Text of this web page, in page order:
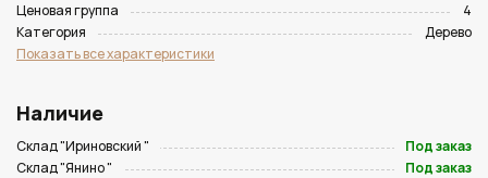
Ценовая группа
4
Категория
Дерево
Показать все характеристики
Наличие
Склад "Ириновский "
Под заказ
Склад "Янино "
Под заказ